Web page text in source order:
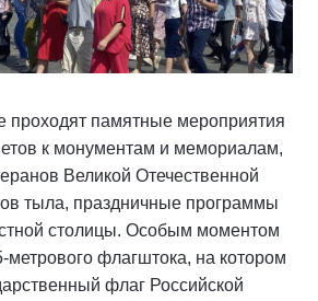
проходят памятные мероприятия
к монументам и мемориалам,
Великой Отечественной
тыла, праздничные программы
столицы. Особым моментом
метрового флагштока, на котором
флаг Российской